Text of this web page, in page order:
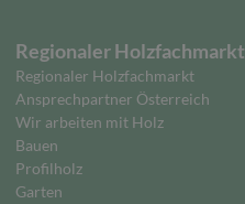
Regionaler Holzfachmarkt
Regionaler Holzfachmarkt
Ansprechpartner Österreich
Wir arbeiten mit Holz
Bauen
Profilholz
Garten